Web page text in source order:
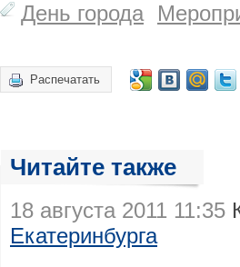
День города
Распечатать
Читайте также
18 августа 2011 11:35
Екатеринбурга